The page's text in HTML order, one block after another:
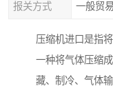
报关方式 一般贸
压缩机进口是指
一种将气体压缩
藏、制冷、气体